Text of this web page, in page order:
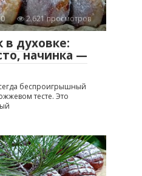
2 621 просмотров
в духовке:
начинка —
беспроигрышный
тесте. Это